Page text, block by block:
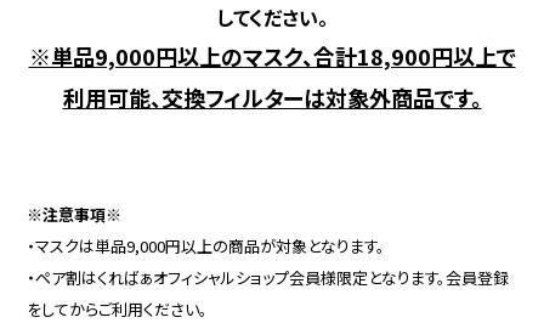
してください。
※単品9,000円以上のマスク、合計18,900円以上で
利用可能、交換フィルターは対象外商品です。
※注意事項※
・マスクは単品9,000円以上の商品が対象となります。
・ペア割はくればぁオフィシャルショップ会員様限定となります。会員登録
をしてからご利用ください。